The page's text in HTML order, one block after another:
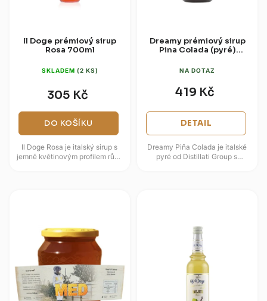
Il Doge prémiový sirup
Rosa 700ml
SKLADEM (2 KS)
305 Kč
DO KOŠÍKU
Il Doge Rosa je italský sirup s
jemně květinovým profilem růže
Dreamy prémiový sirup
Pina Colada (pyré)
NA DOTAZ
419 Kč
DETAIL
Dreamy Piña Colada je italské
pyré od Distillati Group s